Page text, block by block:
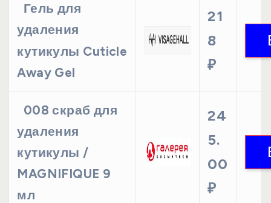
Гель для
удаления
кутикулы Cuticle
Away Gel
21
8
₽
008 скраб для
удаления
кутикулы /
MAGNIFIQUE 9
мл
24
5.
00
₽